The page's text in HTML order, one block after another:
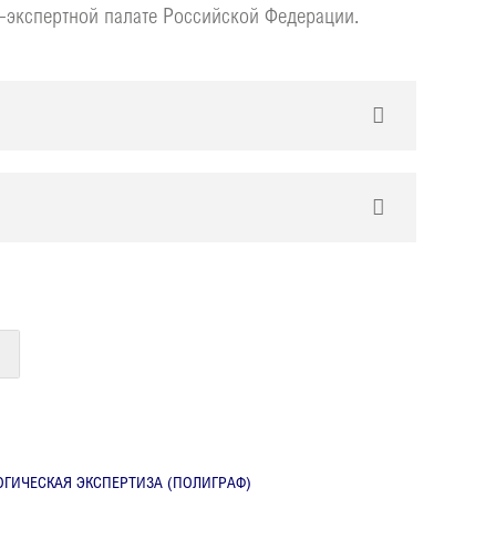
палате Российской Федерации.
ЭКСПЕРТИЗА (ПОЛИГРАФ)